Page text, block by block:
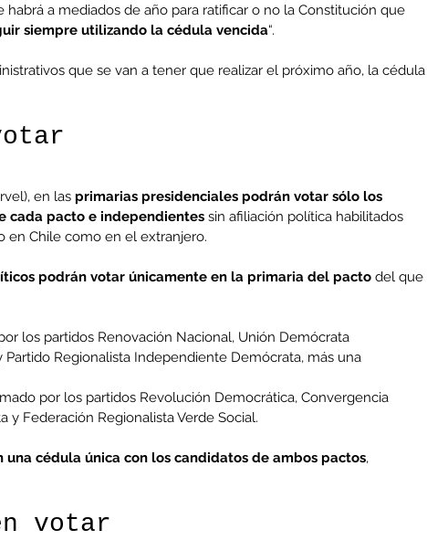
a mediados de año para ratificar o no la Constitución que
siempre utilizando la cédula vencida“.
que se van a tener que realizar el próximo año, la cédula
en las primarias presidenciales podrán votar sólo los
cada pacto e independientes sin afiliación política habilitados
en Chile como en el extranjero.
podrán votar únicamente en la primaria del pacto del que
los partidos Renovación Nacional, Unión Demócrata
Regionalista Independiente Demócrata, más una
por los partidos Revolución Democrática, Convergencia
y Federación Regionalista Verde Social.
cédula única con los candidatos de ambos pactos,
votar